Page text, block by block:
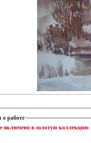
работе
включено в золотую коллекцию